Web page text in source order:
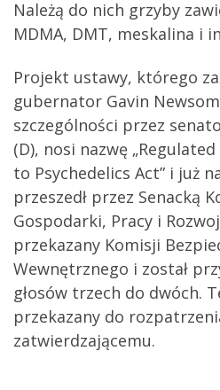
Należą do nich grzyby
MDMA, DMT, meskalina i
Projekt ustawy, którego
gubernator Gavin
szczególności przez
(D), nosi nazwę
to Psychedelics Act” i już
przeszedł przez Senacką
Gospodarki, Pracy i
przekazany Komisji
Wewnętrznego i został
głosów trzech do dwóch.
przekazany do
zatwierdzającemu.